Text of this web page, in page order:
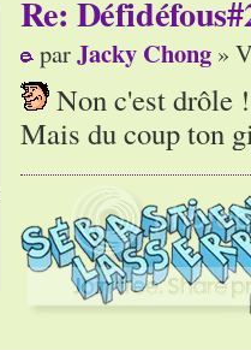
Re:
parJacky Chong »
Non c'est drôle !
Mais du coup ton